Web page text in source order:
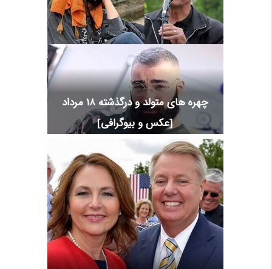
چهره های متولد و درگذشته 18 مرداد
[عکس و بیوگرافی]